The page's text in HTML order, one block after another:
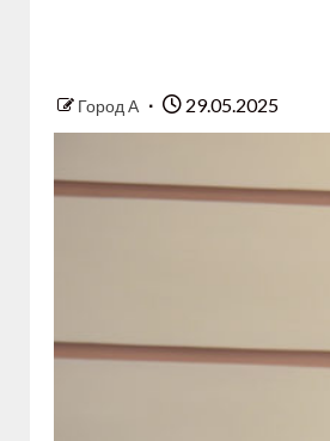
Город А 29.05.2025